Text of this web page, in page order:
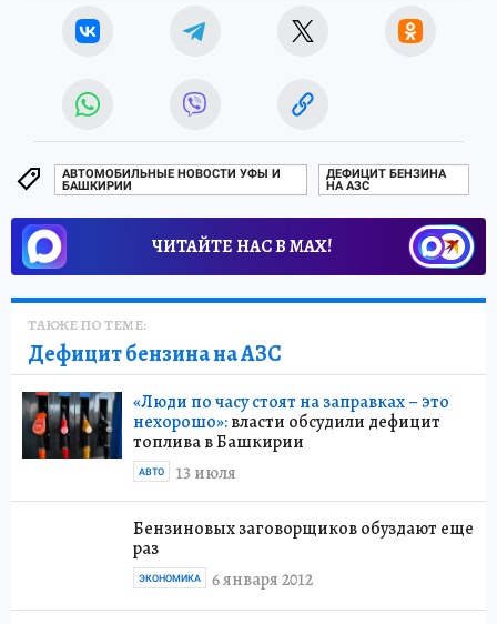
АВТОМОБИЛЬНЫЕ НОВОСТИ УФЫ И
БАШКИРИИ
ДЕФИЦИТ БЕНЗИНА
НА АЗС
ЧИТАЙТЕ НАС В МАХ!
ТАКЖЕ ПО ТЕМЕ:
Дефицит бензина на АЗС
«Люди по часу стоят на заправках – это
нехорошо»:власти обсудили дефицит
топлива в Башкирии
13 июля
АВТО
Бензиновых заговорщиков обуздают еще
раз
6 января 2012
ЭКОНОМИКА